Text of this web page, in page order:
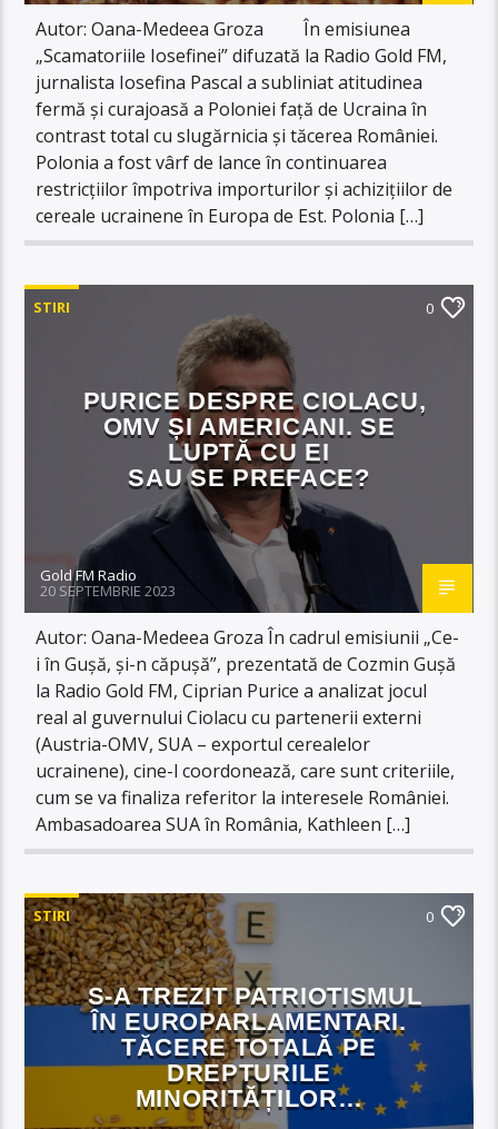
Autor: Oana-Medeea Groza În emisiunea
„Scamatoriile Iosefinei” difuzată la Radio Gold FM,
jurnalista Iosefina Pascal a subliniat atitudinea
fermă și curajoasă a Poloniei față de Ucraina în
contrast total cu slugărnicia și tăcerea României.
Polonia a fost vârf de lance în continuarea
restricțiilor împotriva importurilor și achizițiilor de
cereale ucrainene în Europa de Est. Polonia […]
STIRI 0
PURICE DESPRE CIOLACU,
OMV ȘI AMERICANI. SE
LUPTĂ CU EI
SAU SE PREFACE?
Gold FM Radio
20 SEPTEMBRIE 2023
Autor: Oana-Medeea Groza În cadrul emisiunii „Ce-
i în Gușă, și-n căpușă”, prezentată de Cozmin Gușă
la Radio Gold FM, Ciprian Purice a analizat jocul
real al guvernului Ciolacu cu partenerii externi
(Austria-OMV, SUA – exportul cerealelor
ucrainene), cine-l coordonează, care sunt criteriile,
cum se va finaliza referitor la interesele României.
Ambasadoarea SUA în România, Kathleen […]
STIRI 0
S-A TREZIT PATRIOTISMUL
ÎN EUROPARLAMENTARI.
TĂCERE TOTALĂ PE
DREPTURILE
MINORITĂȚILOR…